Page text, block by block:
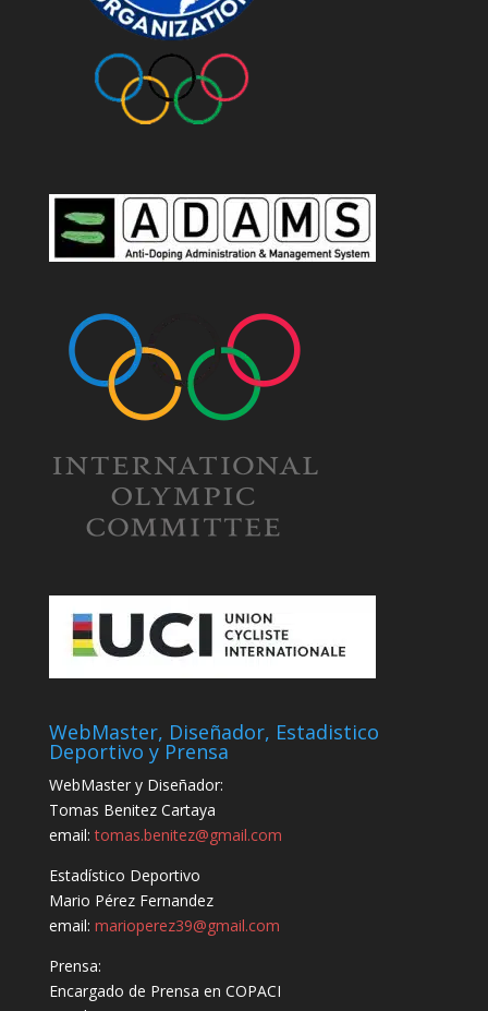
WebMaster, Diseñador, Estadistico
Deportivo y Prensa
WebMaster y Diseñador:
Tomas Benitez Cartaya
email:tomas.benitez@gmail.com
Estadístico Deportivo
Mario Pérez Fernandez
email: marioperez39@gmail.com
Prensa:
Encargado de Prensa en COPACI